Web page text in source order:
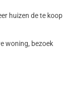
huizen de te koop
woning, bezoek